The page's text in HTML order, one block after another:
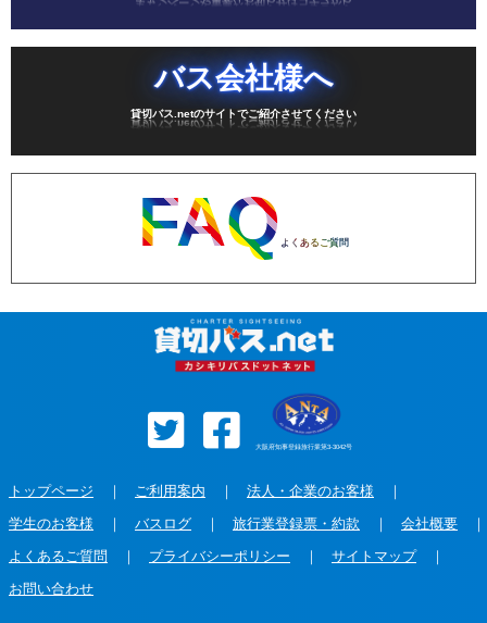
バス会社様へ
貸切バス.netのサイトでご紹介させてください
FAQ よくあるご質問
大阪府知事登録旅行業第3-3042号
トップページ ｜ ご利用案内 ｜ 法人・企業のお客様 ｜
学生のお客様 ｜ バスログ ｜ 旅行業登録票・約款 ｜ 会社概要 ｜
よくあるご質問 ｜ プライバシーポリシー ｜ サイトマップ｜
お問い合わせ